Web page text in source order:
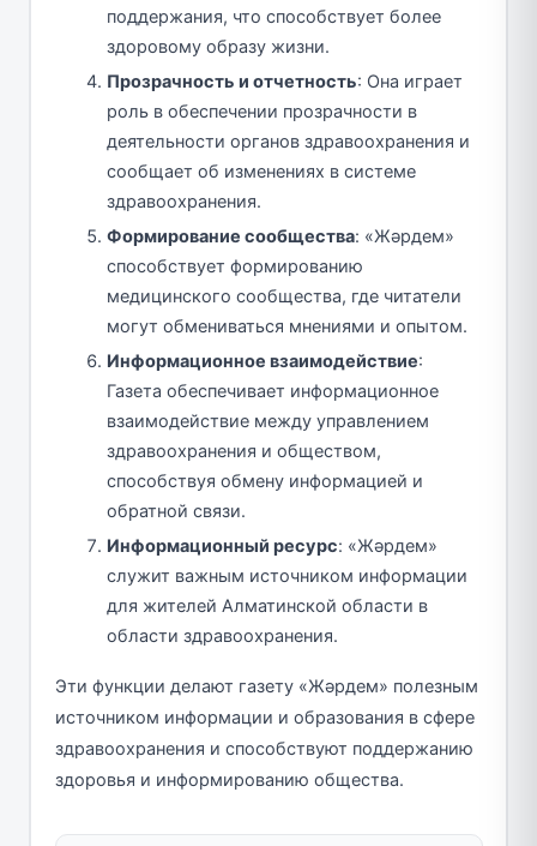
поддержания, что способствует более
здоровому образу жизни.
Прозрачность и отчетность: Она играет
роль в обеспечении прозрачности в
деятельности органов здравоохранения и
сообщает об изменениях в системе
здравоохранения.
Формирование сообщества: «Жәрдем»
способствует формированию
медицинского сообщества, где читатели
могут обмениваться мнениями и опытом.
Информационное взаимодействие:
Газета обеспечивает информационное
взаимодействие между управлением
здравоохранения и обществом,
способствуя обмену информацией и
обратной связи.
Информационный ресурс: «Жәрдем»
служит важным источником информации
для жителей Алматинской области в
области здравоохранения.
Эти функции делают газету «Жәрдем» полезным
источником информации и образования в сфере
здравоохранения и способствуют поддержанию
здоровья и информированию общества.